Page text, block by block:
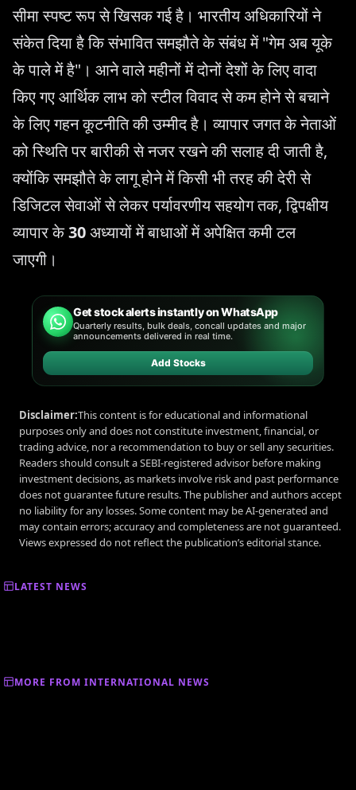
सीमा स्पष्ट रूप से खिसक गई है। भारतीय अधिकारियों ने
संकेत दिया है कि संभावित समझौते के संबंध में "गेम अब यूके
के पाले में है"। आने वाले महीनों में दोनों देशों के लिए वादा
किए गए आर्थिक लाभ को स्टील विवाद से कम होने से बचाने
के लिए गहन कूटनीति की उम्मीद है। व्यापार जगत के नेताओं
को स्थिति पर बारीकी से नजर रखने की सलाह दी जाती है,
क्योंकि समझौते के लागू होने में किसी भी तरह की देरी से
डिजिटल सेवाओं से लेकर पर्यावरणीय सहयोग तक, द्विपक्षीय
व्यापार के30अध्यायों में बाधाओं में अपेक्षित कमी टल
जाएगी।
Get stock alerts instantly on WhatsApp
Quarterly results, bulk deals, concall updates and major
announcements delivered in real time.
Add Stocks
Disclaimer:This content is for educational and informational
purposes only and does not constitute investment, financial, or
trading advice, nor a recommendation to buy or sell any securities.
Readers should consult a SEBI-registered advisor before making
investment decisions, as markets involve risk and past performance
does not guarantee future results. The publisher and authors accept
no liability for any losses. Some content may be AI-generated and
may contain errors; accuracy and completeness are not guaranteed.
Views expressed do not reflect the publication’s editorial stance.
LATEST NEWS
MORE FROM INTERNATIONAL NEWS